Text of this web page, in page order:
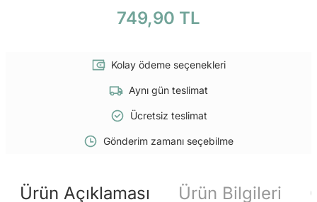
749,90 TL
Kolay ödeme seçenekleri
Aynı gün teslimat
Ücretsiz teslimat
Gönderim zamanı seçebilme
Ürün Açıklaması Ürün Bilgileri